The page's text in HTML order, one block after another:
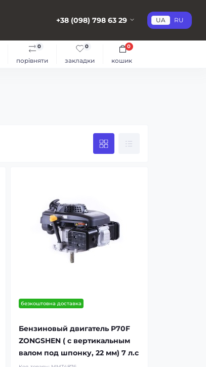
+38 (098) 798 63 29 UA RU
порівняти
0
закладки
0
кошик
0
безкоштовна доставка
Бензиновый двигатель P70F
ZONGSHEN ( с вертикальным
валом под шпонку, 22 мм) 7 л.с